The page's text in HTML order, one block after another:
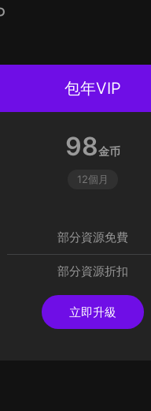
包年VIP
98金币
12個月
部分資源免費
部分資源折扣
立即升級